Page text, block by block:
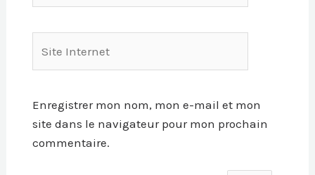
Internet
Enregistrer mon nom, mon e-mail et mon
site dans le navigateur pour mon prochain
commentaire.